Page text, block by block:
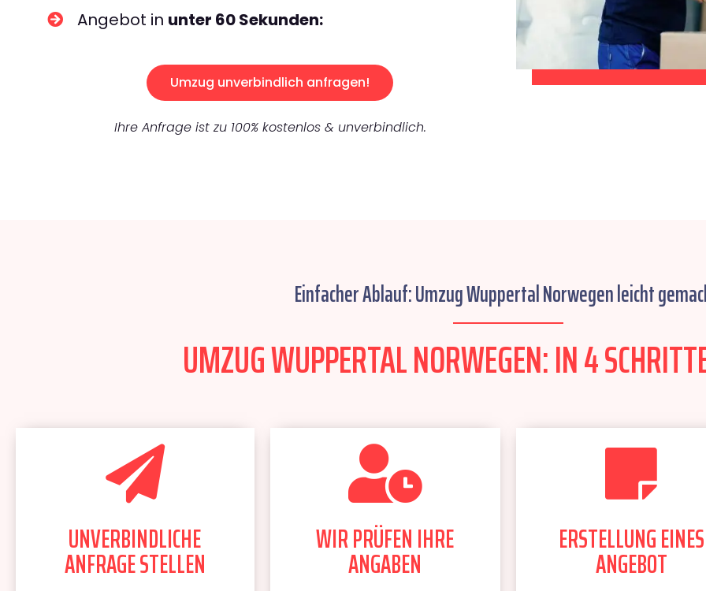
Angebot in unter 60 Sekunden:
Umzug unverbindlich anfragen!
Ihre Anfrage ist zu 100% kostenlos & unverbindlich.
Einfacher Ablauf: Umzug Wuppertal Norwegen leicht
UMZUG WUPPERTAL NORWEGEN: IN 4
UNVERBINDLICHE
ANFRAGE STELLEN
WIR PRÜFEN IHRE
ANGABEN
ERSTELLUNG EINES
ANGEBOT